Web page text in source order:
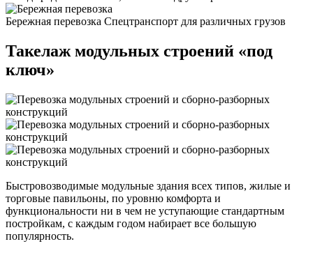
Бережная перевозка Спецтранспорт для различных грузов
Такелаж модульных строений «под
ключ»
Быстровозводимые модульные здания всех типов, жилые и
торговые павильоны, по уровню комфорта и
функциональности ни в чем не уступающие стандартным
постройкам, с каждым годом набирает все большую
популярность.